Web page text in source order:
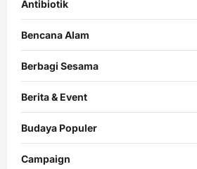
Antibiotik
Bencana Alam
Berbagi Sesama
Berita & Event
Budaya Populer
Campaign